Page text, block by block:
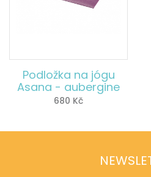
Podložka na jógu
Asana - aubergine
680 Kč